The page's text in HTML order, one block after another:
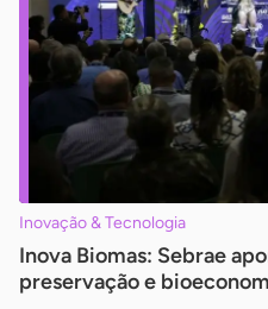
Inovação & Tecnologia
Inova Biomas: Sebrae
preservação e